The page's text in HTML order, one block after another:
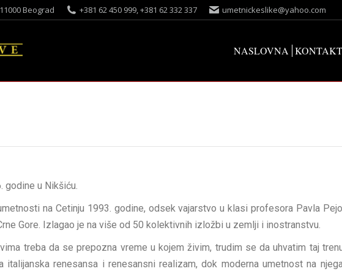
Beograd +381 62 450 999, +381 62 332 337 umetnickeslike@yahoo.com
NASLOVNA KONTAKT
godine u Nikšiću.
na Cetinju 1993. godine, odsek vajarstvo u klasi profesora Pavla
Gore. Izlagao je na više od 50 kolektivnih izložbi u zemlji i inostranstvu.
treba da se prepozna vreme u kojem živim, trudim se da uhvatim taj
italijanska renesansa i renesansni realizam, dok moderna umetnost na